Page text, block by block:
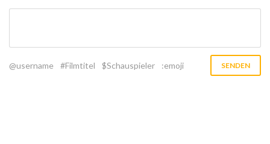
@username #Filmtitel $Schauspieler :emoji